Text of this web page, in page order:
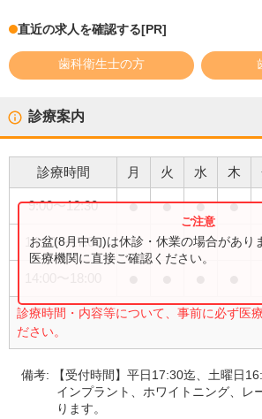
直近の求人を確認する[PR]
歯科衛生士の方
診療案内
診療時間 月 火 水 木
9:00〜12:30 ● ● ● ●
14:00〜17:00
診療時間・内容等について、事前に必ず医
ださい。
お盆(8月中旬)は休診・休業の場合があり
医療機関に直接ご確認ください。
備考:
【受付時間】平日17:30迄、土曜日
インプラント、ホワイトニング、レ
ります。